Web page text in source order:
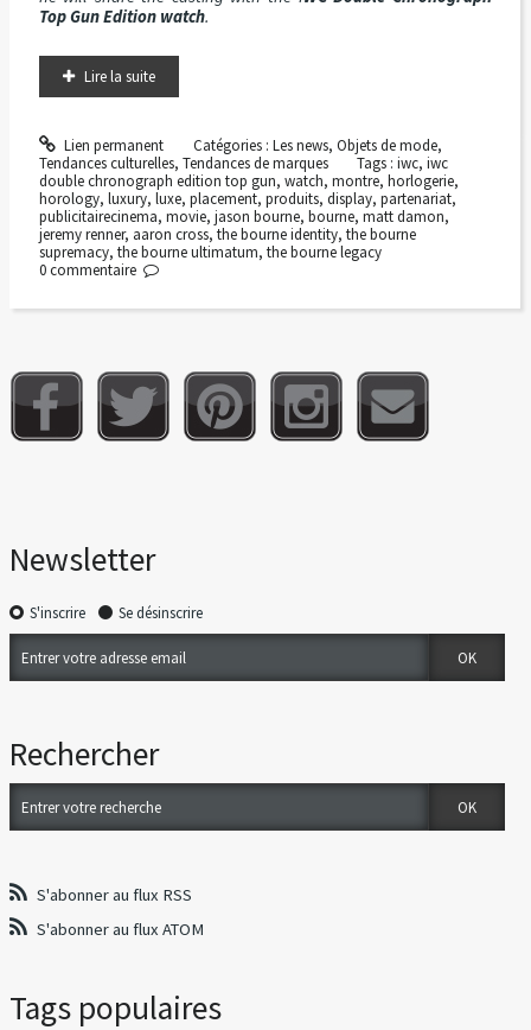
Top Gun Edition watch.
Lire la suite
Lien permanent Catégories : Les news, Objets de mode,
Tendances culturelles, Tendances de marques Tags :iwc,iwc
double chronograph edition top gun, watch, montre, horlogerie,
horology, luxury, luxe, placement, produits, display, partenariat,
publicitairecinema, movie, jason bourne, bourne, matt damon,
jeremy renner, aaron cross, the bourne identity, the bourne
supremacy, the bourne ultimatum, the bourne legacy
0 commentaire
Newsletter
S'inscrire Se désinscrire
Rechercher
S'abonner au flux RSS
S'abonner au flux ATOM
Tags populaires